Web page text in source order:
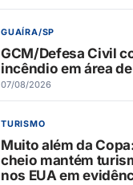
GUAÍRA/SP
GCM/Defesa Civil
incêndio em área
07/08/2026
TURISMO
Muito além da
cheio mantém
nos EUA em